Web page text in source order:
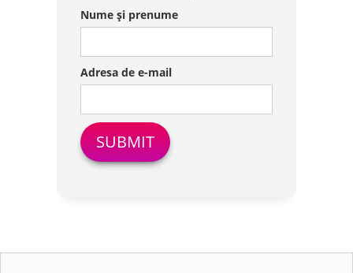
Nume și prenume
Adresa de e-mail